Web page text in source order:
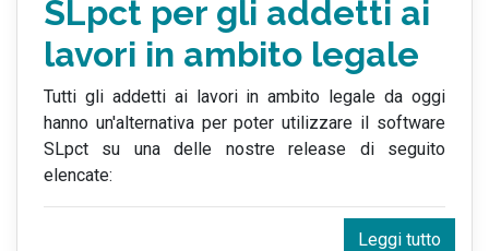
SLpct per gli addetti ai
lavori in ambito legale
Tutti gli addetti ai lavori in ambito legale da oggi
hanno un'alternativa per poter utilizzare il software
SLpct su una delle nostre release di seguito
elencate:
Leggi tutto